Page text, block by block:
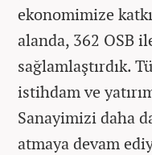
ekonomimize
alanda, 362 OSB
sağlamlaştırdık.
istihdam ve
Sanayimizi daha
atmaya devam